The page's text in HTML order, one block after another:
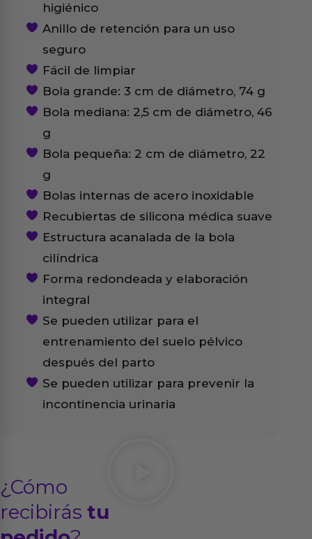
higiénico
Anillo de retención para un uso
seguro
Fácil de limpiar
Bola grande: 3 cm de diámetro, 74 g
Bola mediana: 2,5 cm de diámetro, 46
g
Bola pequeña: 2 cm de diámetro, 22
g
Bolas internas de acero inoxidable
Recubiertas de silicona médica suave
Estructura acanalada de la bola
cilíndrica
Forma redondeada y elaboración
integral
Se pueden utilizar para el
entrenamiento del suelo pélvico
después del parto
Se pueden utilizar para prevenir la
incontinencia urinaria
¿Cómo
recibirás tu